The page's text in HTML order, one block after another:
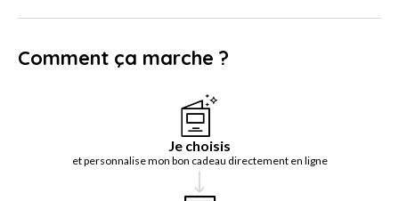
Comment ça marche ?
Je choisis
et personnalise mon bon cadeau directement en ligne